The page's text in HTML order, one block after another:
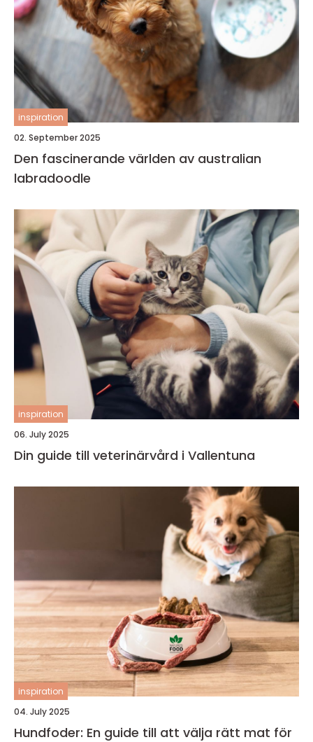
inspiration
02. September 2025
Den fascinerande världen av australian
labradoodle
inspiration
06. July 2025
Din guide till veterinärvård i Vallentuna
inspiration
04. July 2025
Hundfoder: En guide till att välja rätt mat för